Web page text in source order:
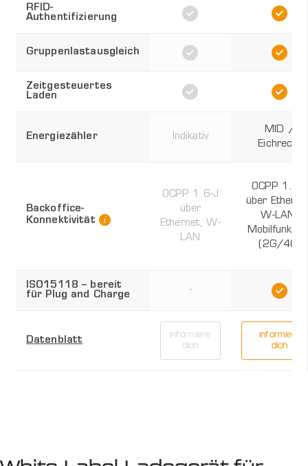
RFID-
Authentifizierung
Gruppenlastausgleich
Zeitgesteuertes
Laden
Energiezähler Indikativ
MID /
Eichrecht
Backoffice-
Konnektivität
OCPP 1.6-J
über
Ethernet, W-
LAN
OCPP 1.6-J
über
W-LAN,
(2G/4G)
ISO15118 – bereit
für Plug and Charge
-
Datenblatt
Informiere
dich
Informiere
dich